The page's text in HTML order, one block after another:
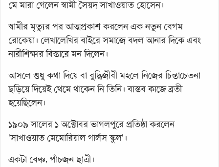
মে মারা গেলেন স্বামী সৈয়দ সাখাওয়াত হোসেন।
স্বামীর মৃত্যুর পর আত্মপ্রকাশ করলেন এক নতুন বেগম
রোকেয়া। লেখালেখির বাইরে সমাজে বদল আনার দিকে এবং
নারীশিক্ষার বিস্তারে মন দিলেন।
আসলে শুধু কথা দিয়ে বা বুদ্ধিজীবী মহলে নিজের চিন্তাচেতনা
ছড়িয়ে দিয়েই থেমে থাকেন নি তিনি। বাস্তব কাজে ব্রতী
হয়েছিলেন।
১৯০৯ সালের ১ অক্টোবর ভাগলপুরে প্রতিষ্ঠা করলেন
'সাখাওয়াত মেমোরিয়াল গার্লস স্কুল'।
একটা বেঞ্চ, পাঁচজন ছাত্রী।